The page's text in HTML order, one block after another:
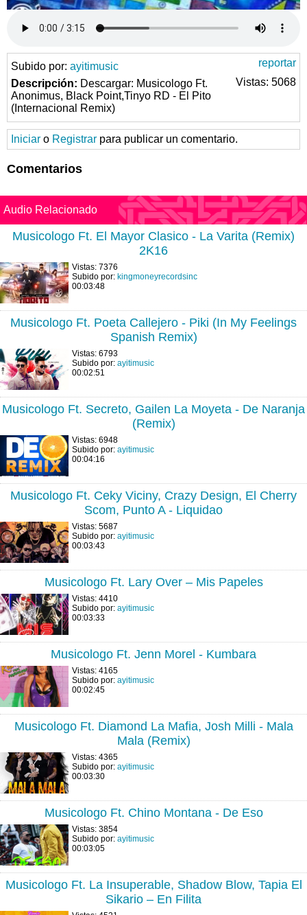
Subido por: ayitimusic
Descripción: Descargar: Musicologo Ft.
Anonimus, Black Point,Tinyo RD - El Pito
(Internacional Remix)
reportar
Vistas: 5068
Iniciar o Registrar para publicar un comentario.
Comentarios
Audio Relacionado
Musicologo Ft. El Mayor Clasico - La Varita (Remix)
2K16
Vistas: 7376
Subido por: kingmoneyrecordsinc
00:03:48
Musicologo Ft. Poeta Callejero - Piki (In My Feelings
Spanish Remix)
Vistas: 6793
Subido por: ayitimusic
00:02:51
Musicologo Ft. Secreto, Gailen La Moyeta - De Naranja
(Remix)
Vistas: 6948
Subido por: ayitimusic
00:04:16
Musicologo Ft. Ceky Viciny, Crazy Design, El Cherry
Scom, Punto A - Liquidao
Vistas: 5687
Subido por: ayitimusic
00:03:43
Musicologo Ft. Lary Over – Mis Papeles
Vistas: 4410
Subido por: ayitimusic
00:03:33
Musicologo Ft. Jenn Morel - Kumbara
Vistas: 4165
Subido por: ayitimusic
00:02:45
Musicologo Ft. Diamond La Mafia, Josh Milli - Mala
Mala (Remix)
Vistas: 4365
Subido por: ayitimusic
00:03:30
Musicologo Ft. Chino Montana - De Eso
Vistas: 3854
Subido por: ayitimusic
00:03:05
Musicologo Ft. La Insuperable, Shadow Blow, Tapia El
Sikario – En Filita